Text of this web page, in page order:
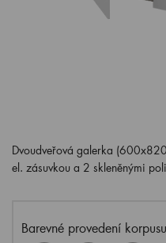
Dvoudveřová galerka
el. zásuvkou a 2 skleněnými
Barevné provedení korpusu